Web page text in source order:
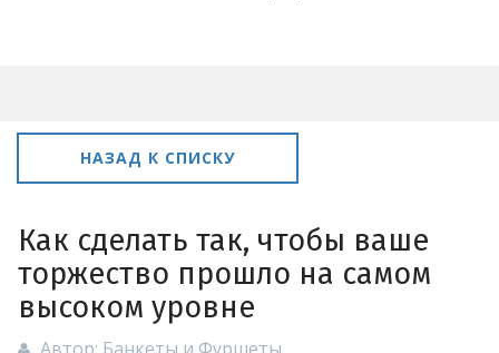
НАЗАД К СПИСКУ
Как сделать так, чтобы ваше
торжество прошло на самом
высоком уровне